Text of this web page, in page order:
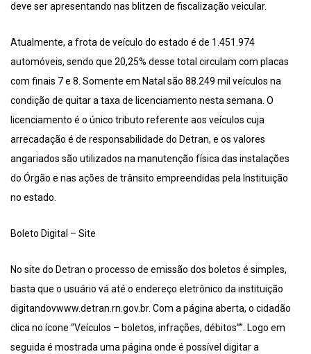
deve ser apresentando nas blitzen de fiscalização veicular.
Atualmente, a frota de veículo do estado é de 1.451.974
automóveis, sendo que 20,25% desse total circulam com placas
com finais 7 e 8. Somente em Natal são 88.249 mil veículos na
condição de quitar a taxa de licenciamento nesta semana. O
licenciamento é o único tributo referente aos veículos cuja
arrecadação é de responsabilidade do Detran, e os valores
angariados são utilizados na manutenção física das instalações
do Órgão e nas ações de trânsito empreendidas pela Instituição
no estado.
Boleto Digital – Site
No site do Detran o processo de emissão dos boletos é simples,
basta que o usuário vá até o endereço eletrônico da instituição
digitandovwww.detran.rn.gov.br. Com a página aberta, o cidadão
clica no ícone “Veículos – boletos, infrações, débitos””. Logo em
seguida é mostrada uma página onde é possível digitar a